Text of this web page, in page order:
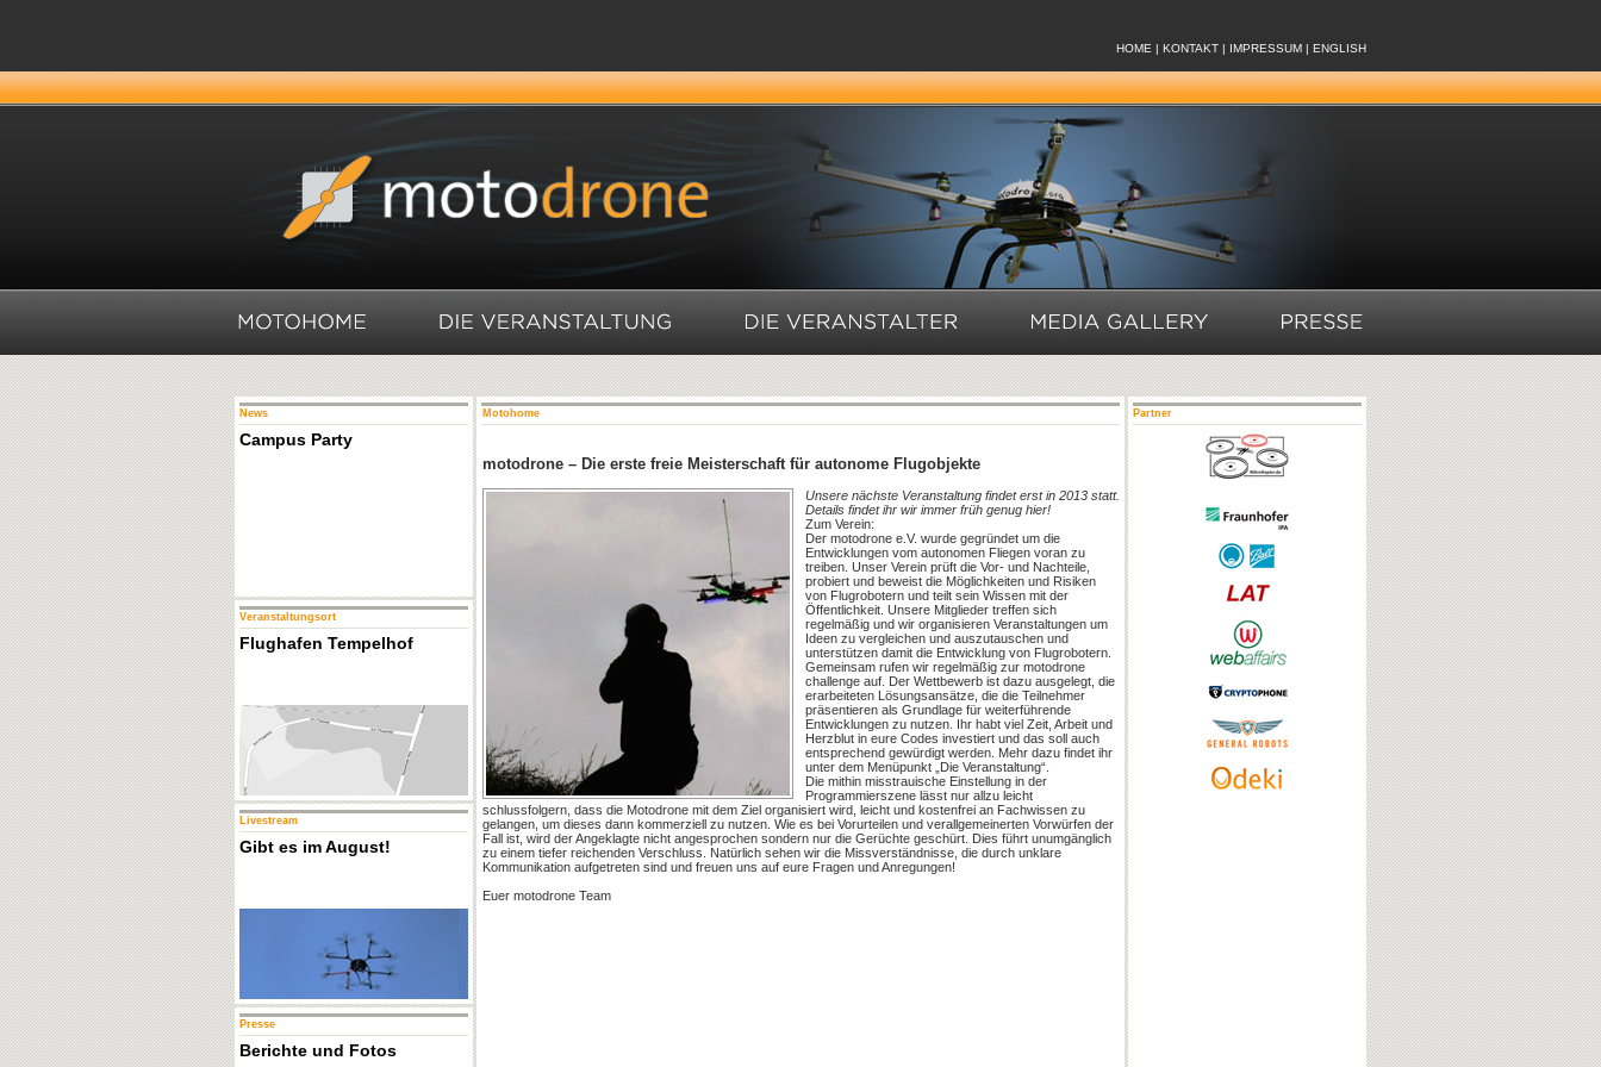
HOME | KONTAKT | IMPRESSUM | ENGLISH
News
Campus Party
Veranstaltungsort
Flughafen Tempelhof
Livestream
Gibt es im August!
Presse
Berichte und Fotos
Motohome
motodrone – Die erste freie Meisterschaft für autonome Flugobjekte
Unsere nächste Veranstaltung findet erst in 2013 statt.
Details findet ihr wir immer früh genug hier!
Zum Verein:
Der motodrone e.V. wurde gegründet um die
Entwicklungen vom autonomen Fliegen voran zu
treiben. Unser Verein prüft die Vor- und Nachteile,
probiert und beweist die Möglichkeiten und Risiken
von Flugrobotern und teilt sein Wissen mit der
Öffentlichkeit. Unsere Mitglieder treffen sich
regelmäßig und wir organisieren Veranstaltungen um
Ideen zu vergleichen und auszutauschen und
unterstützen damit die Entwicklung von Flugrobotern.
Gemeinsam rufen wir regelmäßig zur motodrone
challenge auf. Der Wettbewerb ist dazu ausgelegt, die
erarbeiteten Lösungsansätze, die die Teilnehmer
präsentieren als Grundlage für weiterführende
Entwicklungen zu nutzen. Ihr habt viel Zeit, Arbeit und
Herzblut in eure Codes investiert und das soll auch
entsprechend gewürdigt werden. Mehr dazu findet ihr
unter dem Menüpunkt „Die Veranstaltung“.
Die mithin misstrauische Einstellung in der
Programmierszene lässt nur allzu leicht
schlussfolgern, dass die Motodrone mit dem Ziel organisiert wird, leicht und kostenfrei an Fachwissen zu
gelangen, um dieses dann kommerziell zu nutzen. Wie es bei Vorurteilen und verallgemeinerten Vorwürfen der
Fall ist, wird der Angeklagte nicht angesprochen sondern nur die Gerüchte geschürt. Dies führt unumgänglich
zu einem tiefer reichenden Verschluss. Natürlich sehen wir die Missverständnisse, die durch unklare
Kommunikation aufgetreten sind und freuen uns auf eure Fragen und Anregungen!
Euer motodrone Team
Partner